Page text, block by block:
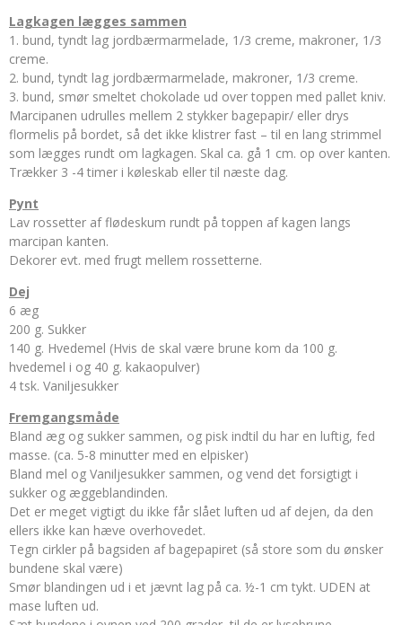
Lagkagen lægges sammen
1. bund, tyndt lag jordbærmarmelade, 1/3 creme, makroner, 1/3
creme.
2. bund, tyndt lag jordbærmarmelade, makroner, 1/3 creme.
3. bund, smør smeltet chokolade ud over toppen med pallet kniv.
Marcipanen udrulles mellem 2 stykker bagepapir/ eller drys
flormelis på bordet, så det ikke klistrer fast – til en lang strimmel
som lægges rundt om lagkagen. Skal ca. gå 1 cm. op over kanten.
Trækker 3 -4 timer i køleskab eller til næste dag.
Pynt
Lav rossetter af flødeskum rundt på toppen af kagen langs
marcipan kanten.
Dekorer evt. med frugt mellem rossetterne.
Dej
6 æg
200 g. Sukker
140 g. Hvedemel (Hvis de skal være brune kom da 100 g.
hvedemel i og 40 g. kakaopulver)
4 tsk. Vaniljesukker
Fremgangsmåde
Bland æg og sukker sammen, og pisk indtil du har en luftig, fed
masse. (ca. 5-8 minutter med en elpisker)
Bland mel og Vaniljesukker sammen, og vend det forsigtigt i
sukker og æggeblandinden.
Det er meget vigtigt du ikke får slået luften ud af dejen, da den
ellers ikke kan hæve overhovedet.
Tegn cirkler på bagsiden af bagepapiret (så store som du ønsker
bundene skal være)
Smør blandingen ud i et jævnt lag på ca. ½-1 cm tykt. UDEN at
mase luften ud.